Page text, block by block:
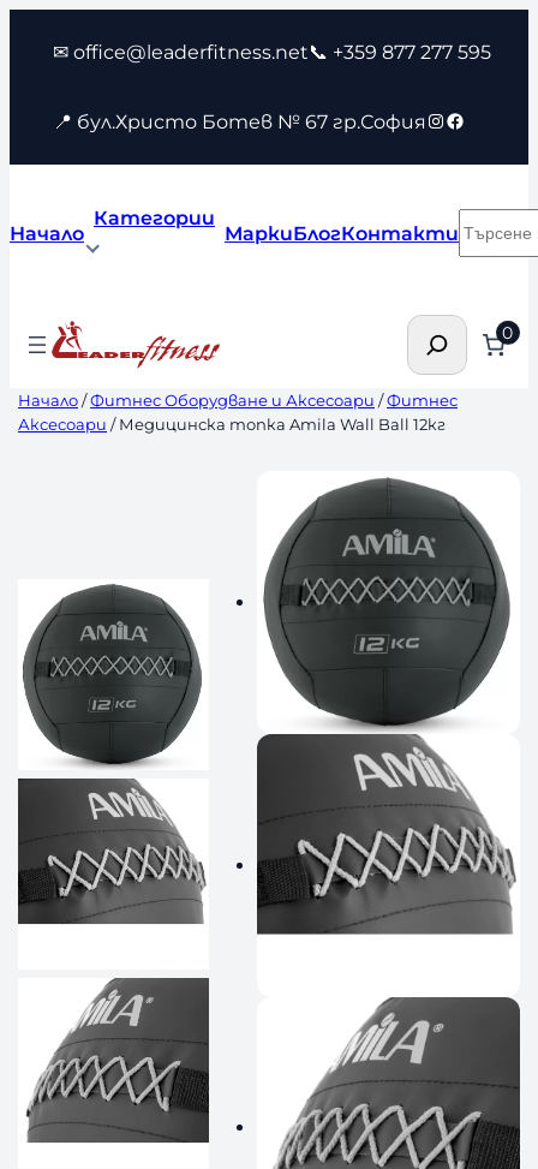
съдържанието
✉ office@leaderfitness.net📞 +359 877 277 595
📍 бул.Христо Ботев № 67 гр.София Instagram
Facebook
Начало
Категории
МаркиБлогКонтакти
Търсене 0
Начало/Фитнес Оборудване и Аксесоари /Фитнес
Аксесоари / Медицинска топка Amila Wall Ball 12кг